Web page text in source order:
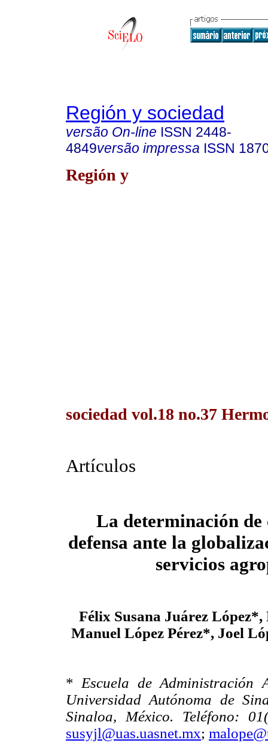
Región y sociedad
versão On-line ISSN 2448-
4849versão impressa ISSN
Región y
sociedad vol.18 no.37
Artículos
La determinación de
defensa ante la
servicios
Félix Susana Juárez
Manuel López Pérez*, Joel
* Escuela de
Universidad Autónoma de
Sinaloa, México. Teléfono:
susyjl@uas.uasnet.mx;